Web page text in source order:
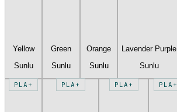
Yellow
Sunlu
Green
Sunlu
Orange
Sunlu
Lavender Purple
Sunlu
PLA+ PLA+ PLA+ PLA+